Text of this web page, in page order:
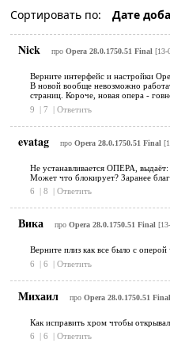
Сортировать по: Дате
Nick про Opera 28.0.1750.51 Final [13-
Верните интерфейс и настройки
В новой вообще невозможно
страниц. Короче, новая опера -
9
| 7 | Ответить
evatag про Opera 28.0.1750.51 Final
Не устанавливается ОПЕРА,
Может что блокирует? Заранее
6
| 8 | Ответить
Вика про Opera 28.0.1750.51 Final
Верните плиз как все было с
6
| 6 | Ответить
Михаил про Opera 28.0.1750.51 Final
Как исправить хром чтобы
6
| 6 | Ответить